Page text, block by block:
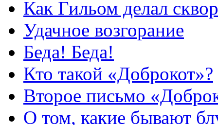
Как Гильом делал
Удачное возгорание
Беда! Беда!
Кто такой «Доброкот»?
Второе письмо
О том, какие бывают